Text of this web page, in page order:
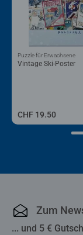
Vintage Ski-Poster
Puzzle für Erwachsene
CHF 19.50
Zum
... und 5 €